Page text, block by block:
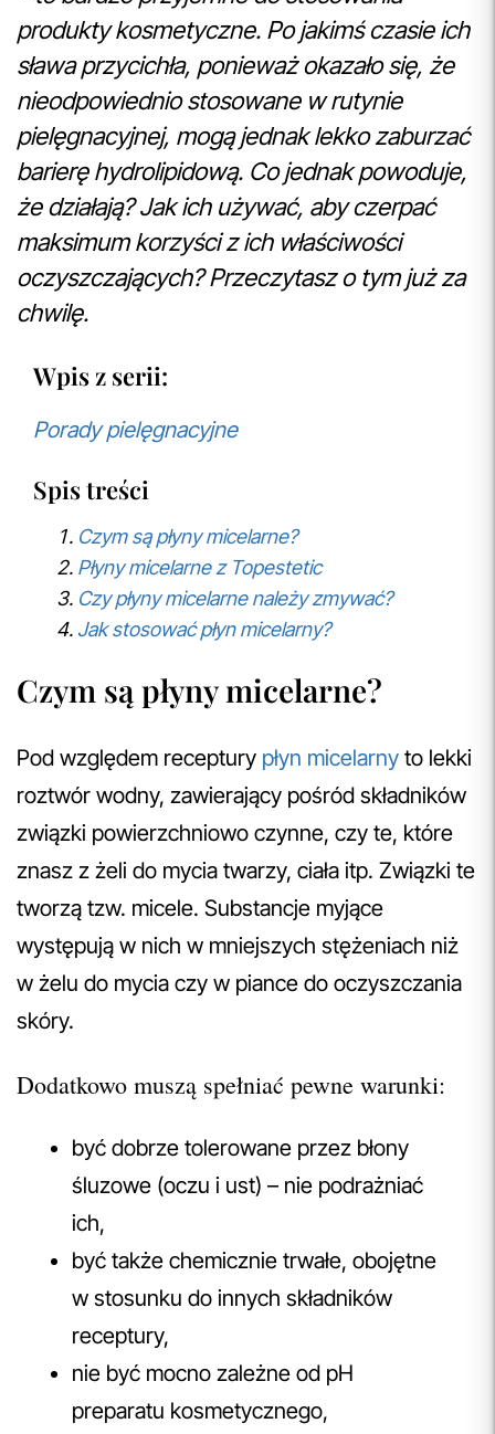
produkty kosmetyczne. Po jakimś czasie ich
sława przycichła, ponieważ okazało się, że
nieodpowiednio stosowane w rutynie
pielęgnacyjnej, mogą jednak lekko zaburzać
barierę hydrolipidową. Co jednak powoduje,
że działają? Jak ich używać, aby czerpać
maksimum korzyści z ich właściwości
oczyszczających? Przeczytasz o tym już za
chwilę.
Wpis z serii:
Porady pielęgnacyjne
Spis treści
Czym są płyny micelarne?
Płyny micelarne z Topestetic
Czy płyny micelarne należy zmywać?
Jak stosować płyn micelarny?
Czym są płyny micelarne?
Pod względem receptury płyn micelarny to lekki
roztwór wodny, zawierający pośród składników
związki powierzchniowo czynne, czy te, które
znasz z żeli do mycia twarzy, ciała itp. Związki te
tworzą tzw. micele. Substancje myjące
występują w nich w mniejszych stężeniach niż
w żelu do mycia czy w piance do oczyszczania
skóry.
Dodatkowo muszą spełniać pewne warunki:
być dobrze tolerowane przez błony
śluzowe (oczu i ust) – nie podrażniać
ich,
być także chemicznie trwałe, obojętne
w stosunku do innych składników
receptury,
nie być mocno zależne od pH
preparatu kosmetycznego,